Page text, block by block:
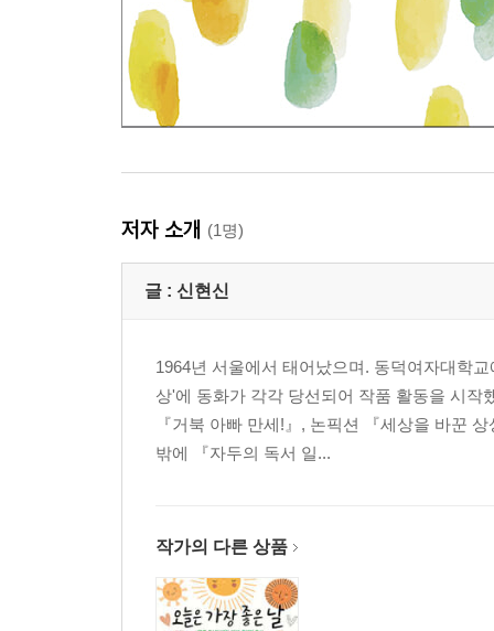
저자 소개 (1명)
글 : 신현신
1964년 서울에서 태어났으며. 동덕여자대학
상'에 동화가 각각 당선되어 작품 활동을 시
『거북 아빠 만세!』, 논픽션 『세상을 바꾼
밖에 『자두의 독서 일...
작가의 다른 상품